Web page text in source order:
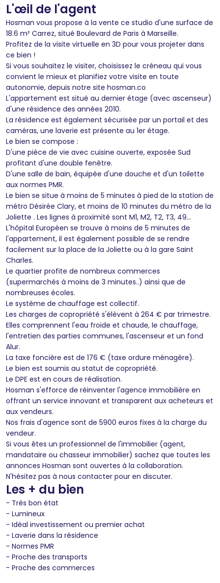
L'œil de l'agent
Hosman vous propose à la vente ce studio d'une surface de
18.6 m² Carrez, situé Boulevard de Paris à Marseille.
Profitez de la visite virtuelle en 3D pour vous projeter dans
ce bien !
Si vous souhaitez le visiter, choisissez le créneau qui vous
convient le mieux et planifiez votre visite en toute
autonomie, depuis notre site hosman.co
L'appartement est situé au dernier étage (avec ascenseur)
d'une résidence des années 2010.
La résidence est également sécurisée par un portail et des
caméras, une laverie est présente au 1er étage.
Le bien se compose :
D'une pièce de vie avec cuisine ouverte, exposée Sud
profitant d'une double fenêtre.
D'une salle de bain, équipée d'une douche et d'un toilette
aux normes PMR.
Le bien se situe à moins de 5 minutes à pied de la station de
métro Désirée Clary, et moins de 10 minutes du métro de la
Joliette . Les lignes à proximité sont M1, M2, T2, T3, 49...
L'hôpital Européen se trouve à moins de 5 minutes de
l'appartement, il est également possible de se rendre
facilement sur la place de la Joliette ou à la gare Saint
Charles.
Le quartier profite de nombreux commerces
(supermarchés à moins de 3 minutes..) ainsi que de
nombreuses écoles.
Le système de chauffage est collectif.
Les charges de copropriété s'élèvent à 264 € par trimestre.
Elles comprennent l'eau froide et chaude, le chauffage,
l'entretien des parties communes, l'ascenseur et un fond
Alur.
La taxe foncière est de 176 € (taxe ordure ménagère).
Le bien est soumis au statut de copropriété.
Le DPE est en cours de réalisation.
Hosman s'efforce de réinventer l'agence immobilière en
offrant un service innovant et transparent aux acheteurs et
aux vendeurs.
Nos frais d'agence sont de 5900 euros fixes à la charge du
vendeur.
Si vous êtes un professionnel de l'immobilier (agent,
mandataire ou chasseur immobilier) sachez que toutes les
annonces Hosman sont ouvertes à la collaboration.
N'hésitez pas à nous contacter pour en discuter.
Les + du bien
- Très bon état
- Lumineux
- Idéal investissement ou premier achat
- Laverie dans la résidence
- Normes PMR
- Proche des transports
- Proche des commerces